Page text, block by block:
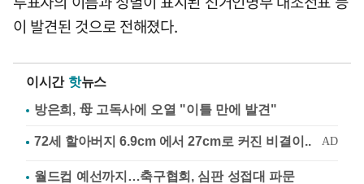
이 발견된 것으로 전해졌다.
이시간 핫뉴스
방은희, 母 고독사에 오열 "이틀 만에 발견"
월드컵 예선까지…축구협회, 심판 성접대 파문